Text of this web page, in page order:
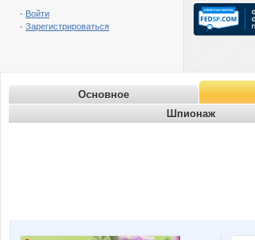
- Войти
- Зарегистрироваться
Основное
Шпионаж